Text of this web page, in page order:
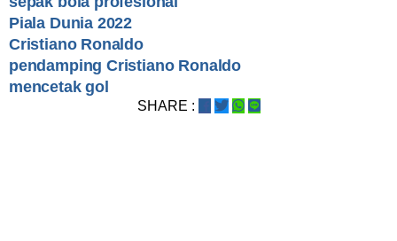
Piala Dunia 2022
Cristiano Ronaldo
pendamping Cristiano Ronaldo
mencetak gol
SHARE :